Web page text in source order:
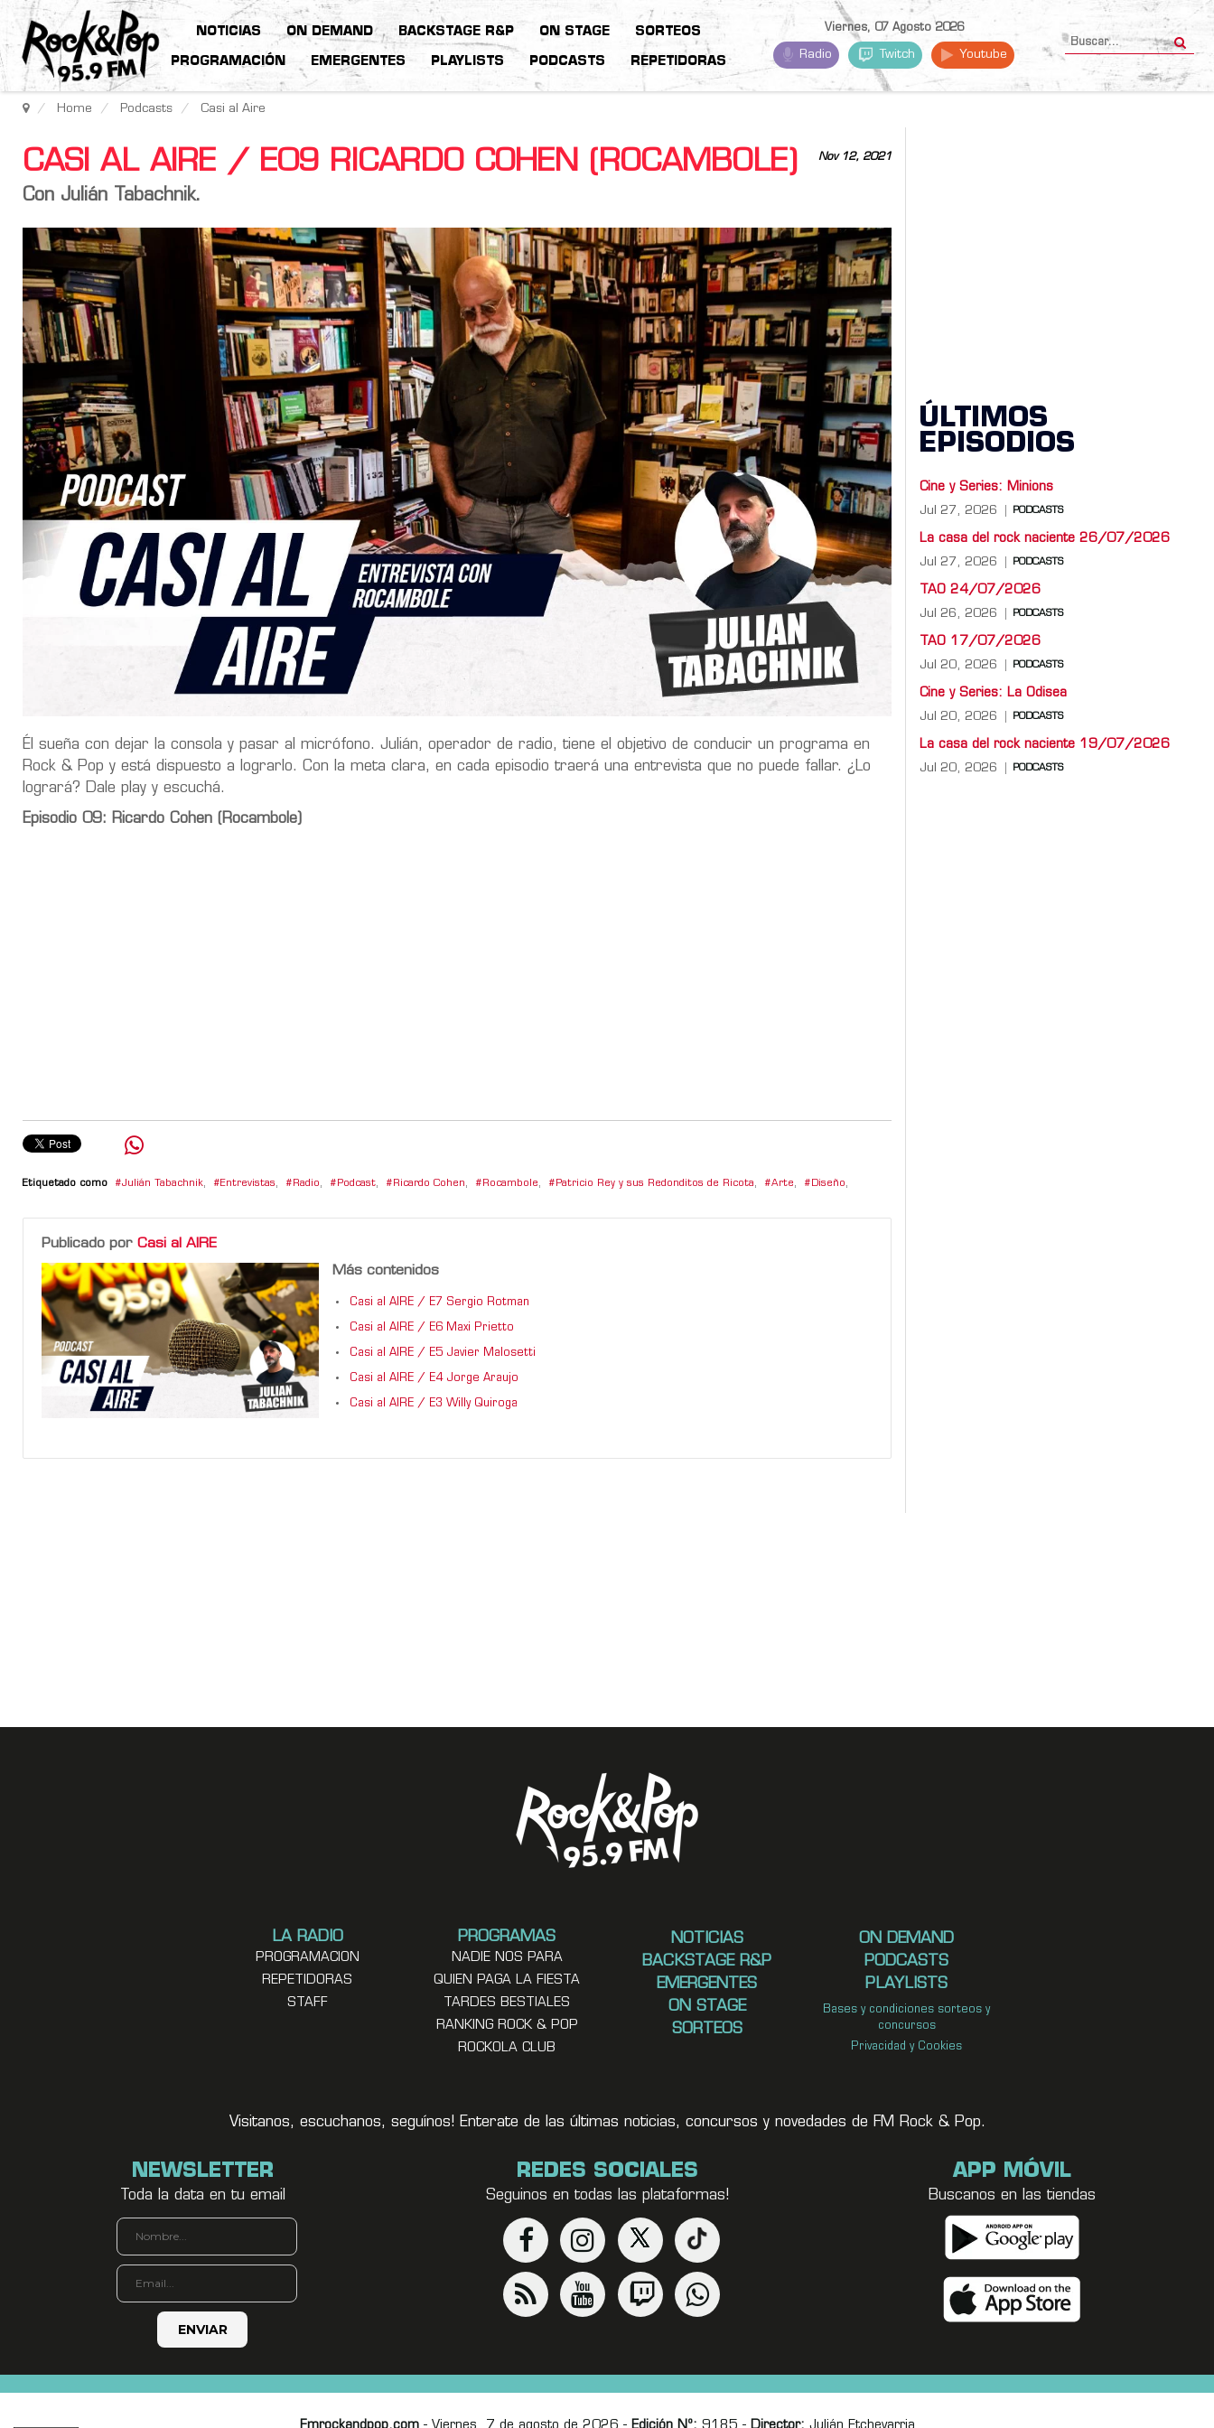
NOTICIAS ON DEMAND BACKSTAGE R&P ON STAGE SORTEOS
PROGRAMACIÓN EMERGENTES PLAYLISTS PODCASTS REPETIDORAS
Viernes, 07 Agosto 2026
Radio Twitch Youtube
Home Podcasts Casi al Aire
Nov 12, 2021
CASI AL AIRE / E09 RICARDO COHEN (ROCAMBOLE)
Con Julián Tabachnik.
Él sueña con dejar la consola y pasar al micrófono. Julián, operador de radio, tiene el objetivo de conducir un programa en
Rock & Pop y está dispuesto a lograrlo. Con la meta clara, en cada episodio traerá una entrevista que no puede fallar. ¿Lo
logrará? Dale play y escuchá.
Episodio 09: Ricardo Cohen (Rocambole)
Etiquetado como Julián Tabachnik, Entrevistas, Radio, Podcast, Ricardo Cohen, Rocambole, Patricio Rey y sus Redonditos de Ricota, Arte, Diseño,
Publicado por Casi al AIRE
Más contenidos
Casi al AIRE / E7 Sergio Rotman
Casi al AIRE / E6 Maxi Prietto
Casi al AIRE / E5 Javier Malosetti
Casi al AIRE / E4 Jorge Araujo
Casi al AIRE / E3 Willy Quiroga
ÚLTIMOS
EPISODIOS
Cine y Series: Minions
Jul 27, 2026 PODCASTS
La casa del rock naciente 26/07/2026
Jul 27, 2026 PODCASTS
TAO 24/07/2026
Jul 26, 2026 PODCASTS
TAO 17/07/2026
Jul 20, 2026 PODCASTS
Cine y Series: La Odisea
Jul 20, 2026 PODCASTS
La casa del rock naciente 19/07/2026
Jul 20, 2026 PODCASTS
LA RADIO
PROGRAMACION
REPETIDORAS
STAFF
PROGRAMAS
NADIE NOS PARA
QUIEN PAGA LA FIESTA
TARDES BESTIALES
RANKING ROCK & POP
ROCKOLA CLUB
NOTICIAS
BACKSTAGE R&P
EMERGENTES
ON STAGE
SORTEOS
ON DEMAND
PODCASTS
PLAYLISTS
Bases y condiciones sorteos y
concursos
Privacidad y Cookies
Visitanos, escuchanos, seguínos! Enterate de las últimas noticias, concursos y novedades de FM Rock & Pop.
NEWSLETTER
Toda la data en tu email
REDES SOCIALES
Seguinos en todas las plataformas!
APP MÓVIL
Buscanos en las tiendas